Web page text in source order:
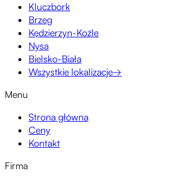
Kluczbork
Brzeg
Kędzierzyn-Koźle
Nysa
Bielsko-Biała
Wszystkie lokalizacje→
Menu
Strona główna
Ceny
Kontakt
Firma